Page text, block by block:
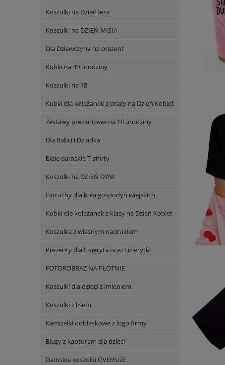
Koszulki na Dzień Jeża
Koszulki na DZIEŃ MISIA
Dla Dziewczyny na prezent
Kubki na 40 urodziny
Koszulki na 18
Kubki dla koleżanek z pracy na Dzień Kobiet
Zestawy prezentowe na 18 urodziny
Dla Babci i Dziadka
Białe damskie T-shirty
Koszulki na DZIEŃ DYNI
Fartuchy dla koła gospodyń wiejskich
Kubki dla koleżanek z klasy na Dzień Kobiet
Koszulka z własnym nadrukiem
Prezenty dla Emeryta oraz Emerytki
FOTOROBRAZ NA PŁÓTNIE
Koszulki dla dzieci z imieniem
Koszulki z lisem
Kamizelki odblaskowe z logo firmy
Bluzy z kapturem dla dzieci
Damskie koszulki OVERSIZE